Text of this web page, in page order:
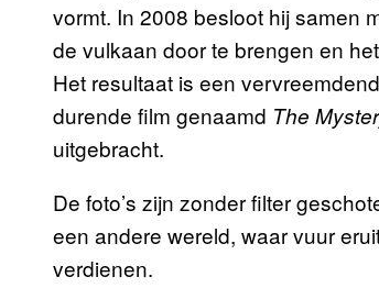
vormt. In 2008 besloot hij samen
de vulkaan door te brengen en
Het resultaat is een
durende film genaamd The
uitgebracht.
De foto’s zijn zonder filter
een andere wereld, waar vuur
verdienen.